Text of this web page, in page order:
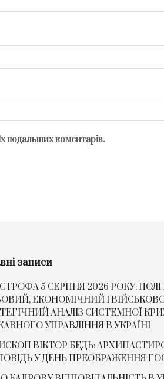
подальших коментарів.
записи
5 СЕРПНЯ 2026 РОКУ:
ЕКОНОМІЧНИЙ І
АНАЛІЗ СИСТЕМНОЇ
УПРАВЛІННЯ В УКРАЇНІ
ВІКТОР БЕДЬ:
У ДЕНЬ ПРЕОБРАЖЕННЯ